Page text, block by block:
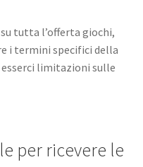
tutta l’offerta giochi,
i termini specifici della
limitazioni sulle
per ricevere le